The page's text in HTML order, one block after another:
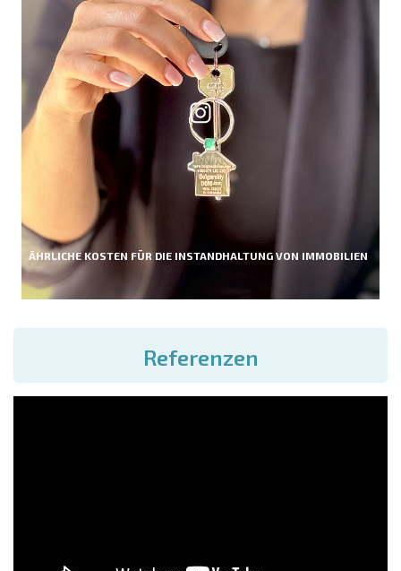
ÄHRLICHE KOSTEN FÜR DIE INSTANDHALTUNG VON IMMOBILIEN
Referenzen